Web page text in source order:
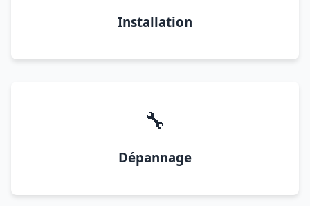
Installation
🔧
Dépannage